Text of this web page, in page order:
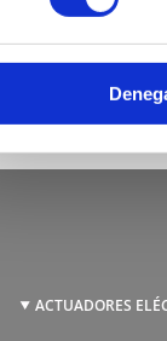
ACTUADORES